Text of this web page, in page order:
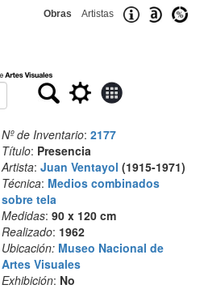
Obras Artistas
Nº de Inventario: 2177
Título: Presencia
Artista: Juan Ventayol (1915-1971)
Técnica: Medios combinados
sobre tela
Medidas: 90 x 120 cm
Realizado: 1962
Ubicación: Museo Nacional de
Artes Visuales
Exhibición: No